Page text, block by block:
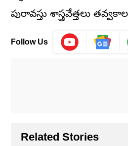
పురావస్తు శాస్త్రవేత్తలు
Follow Us
Related Stories